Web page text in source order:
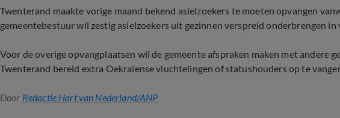
Twenterand maakte vorige maand bekend asielzoekers te moeten opvangen
gemeentebestuur wil zestig asielzoekers uit gezinnen verspreid onderbrengen in
Voor de overige opvangplaatsen wil de gemeente afspraken maken met andere
Twenterand bereid extra Oekraïense vluchtelingen of statushouders op te
Door Redactie Hart van Nederland/ANP